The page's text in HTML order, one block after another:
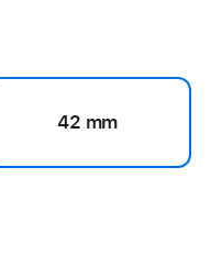
42 mm